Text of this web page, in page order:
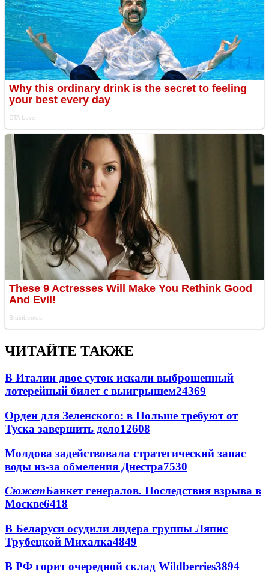
ЧИТАЙТЕ ТАКЖЕ
В Италии двое суток искали выброшенный
лотерейный билет с выигрышем24369
Орден для Зеленского: в Польше требуют от
Туска завершить дело12608
Молдова задействовала стратегический запас
воды из-за обмеления Днестра7530
СюжетБанкет генералов. Последствия взрыва в
Москве6418
В Беларуси осудили лидера группы Ляпис
Трубецкой Михалка4849
В РФ горит очередной склад Wildberries3894